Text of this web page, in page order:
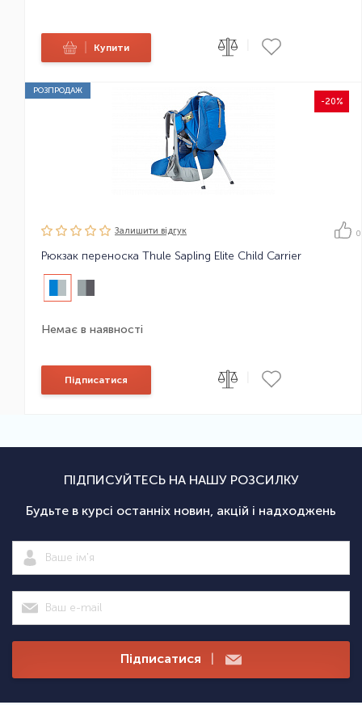
Купити
РОЗПРОДАЖ
-20%
Залишити вiдгук 0
Рюкзак переноска Thule Sapling Elite Child Carrier
Немає в наявності
Підписатися
ПІДПИСУЙТЕСЬ НА НАШУ РОЗСИЛКУ
Будьте в курсі останніх новин, акцій і надходжень
Підписатися |